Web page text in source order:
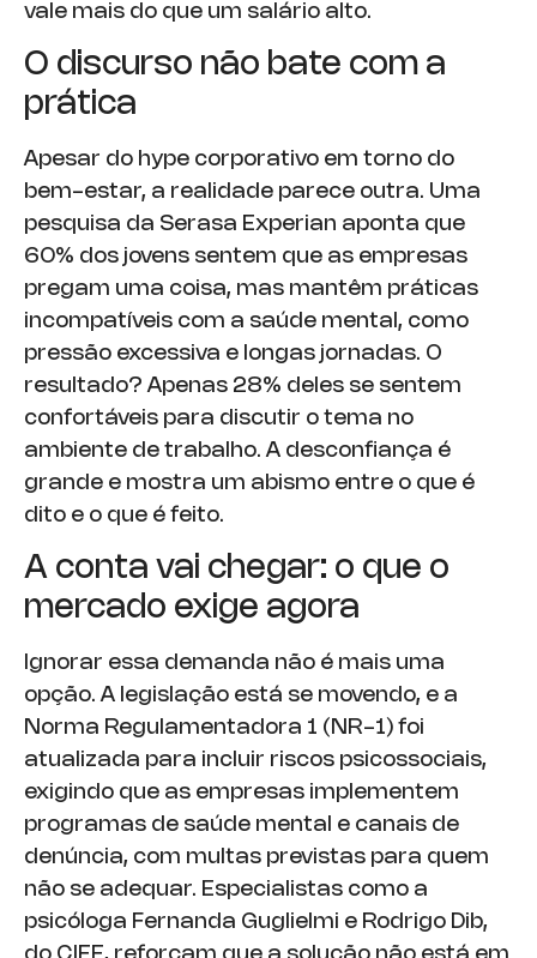
vale mais do que um salário alto.
O discurso não bate com a
prática
Apesar do hype corporativo em torno do
bem-estar, a realidade parece outra. Uma
pesquisa da Serasa Experian aponta que
60% dos jovens sentem que as empresas
pregam uma coisa, mas mantêm práticas
incompatíveis com a saúde mental, como
pressão excessiva e longas jornadas. O
resultado? Apenas 28% deles se sentem
confortáveis ​​para discutir o tema no
ambiente de trabalho. A desconfiança é
grande e mostra um abismo entre o que é
dito e o que é feito.
A conta vai chegar: o que o
mercado exige agora
Ignorar essa demanda não é mais uma
opção. A legislação está se movendo, e a
Norma Regulamentadora 1 (NR-1) foi
atualizada para incluir riscos psicossociais,
exigindo que as empresas implementem
programas de saúde mental e canais de
denúncia, com multas previstas para quem
não se adequar. Especialistas como a
psicóloga Fernanda Guglielmi e Rodrigo Dib,